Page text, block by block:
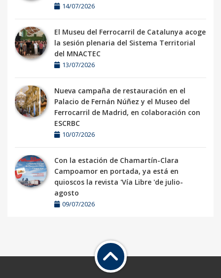
14/07/2026
El Museu del Ferrocarril de Catalunya acoge
la sesión plenaria del Sistema Territorial
del MNACTEC
13/07/2026
Nueva campaña de restauración en el
Palacio de Fernán Núñez y el Museo del
Ferrocarril de Madrid, en colaboración con
ESCRBC
10/07/2026
Con la estación de Chamartín-Clara
Campoamor en portada, ya está en
quioscos la revista 'Vía Libre 'de julio-
agosto
09/07/2026